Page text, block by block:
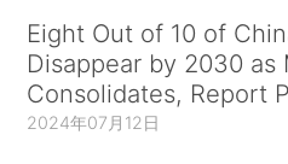
Eight Out of 10 of
Disappear by 2030 as
Consolidates, Report
2024年07月12日